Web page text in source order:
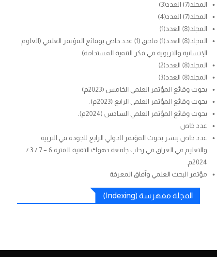
المجلد(7) العدد(3)
المجلد(7) العدد(4)
المجلد(8) العدد(1)
المجلد(8) العدد(1) ملحق (1) عدد خاص بوقائع المؤتمر العلمي (العلوم
الإنسانية والتربوية في فكر التنمية المستدامة)
المجلد(8) العدد(2)
المجلد(8) العدد(3)
بحوث وقائع المؤتمر العلمي الخامس (2023م)
بحوث وقائع المؤتمر العلمي الرابع (2023م).
بحوث وقائع المؤتمر العلمي السادس (2024م).
عدد خاص
عدد خاص بنشر بحوث المؤتمر الدولي الرابع للجودة في التربية
والتعليم في العراق في رحاب جامعة دهوك التقنية للفترة 6 – 7 / 3 /
2024م.
مؤتمر البحث العلمي وآفاق المعرفة
المجلة مفهرسة (Indexing)